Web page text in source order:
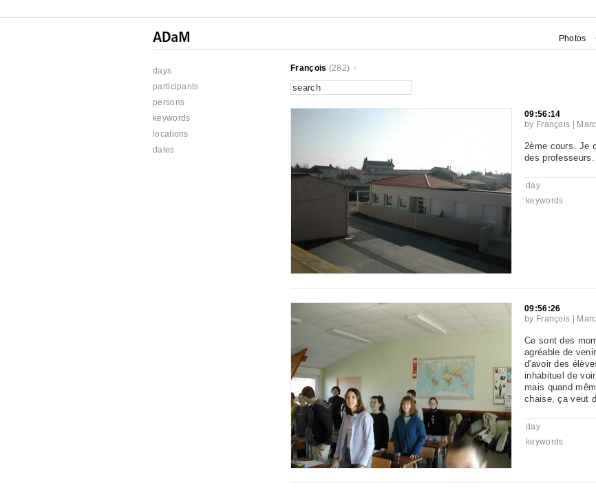
Photos
days
participants
persons
keywords
locations
dates
François (282)
09:56:14
by François
2ème cours. Je
des professeurs.
day
keywords
09:56:26
by François
Ce sont des
agréable de
d'avoir des
inhabituel de
mais quand
chaise, ça veut
day
keywords